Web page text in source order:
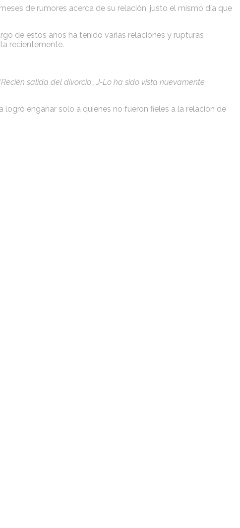
de rumores acerca de su relación, justo el mismo día que
de estos años ha tenido varias relaciones y rupturas
recientemente.
“Recién salida del divorcio… J-Lo ha sido vista nuevamente
engañar solo a quienes no fueron fieles a la relación de